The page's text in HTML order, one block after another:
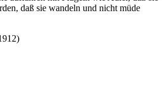
daß sie wandeln und nicht müde